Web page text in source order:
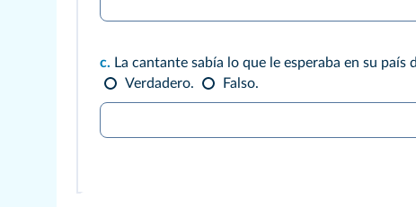
c. La cantante sabía lo que le esperaba en su país
Verdadero.
Falso.